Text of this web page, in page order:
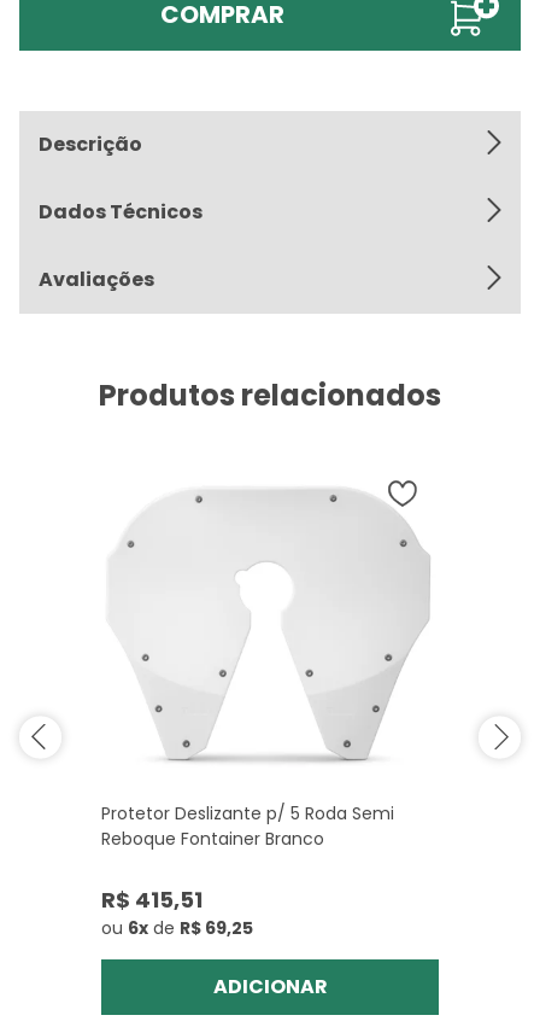
COMPRAR
Descrição
Dados Técnicos
Avaliações
Produtos relacionados
Protetor Deslizante p/ 5 Roda Semi
Reboque Fontainer Branco
R$ 415,51
ou 6x de R$ 69,25
ADICIONAR